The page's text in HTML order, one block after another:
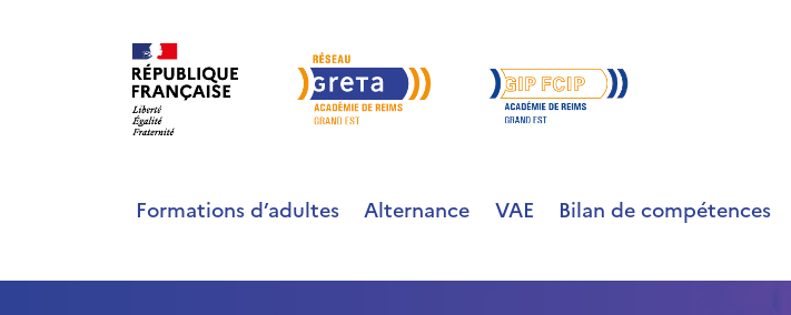
Formations d’adultes Alternance VAE Bilan de compétences